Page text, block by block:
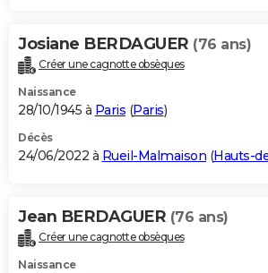
Josiane BERDAGUER (76 ans)
Créer une cagnotte obsèques
Naissance
28/10/1945 à Paris (Paris)
Décès
24/06/2022 à Rueil-Malmaison (Hauts-
Jean BERDAGUER (76 ans)
Créer une cagnotte obsèques
Naissance